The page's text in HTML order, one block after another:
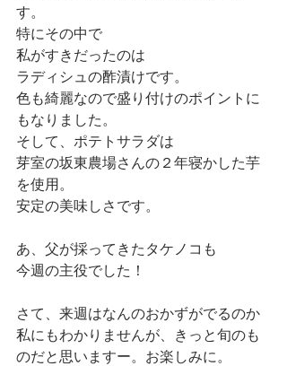
す。
特にその中で
私がすきだったのは
ラディシュの酢漬けです。
色も綺麗なので盛り付けのポイントに
もなりました。
そして、ポテトサラダは
芽室の坂東農場さんの２年寝かした芋
を使用。
安定の美味しさです。
あ、父が採ってきたタケノコも
今週の主役でした！
さて、来週はなんのおかずがでるのか
私にもわかりませんが、きっと旬のも
のだと思いますー。お楽しみに。